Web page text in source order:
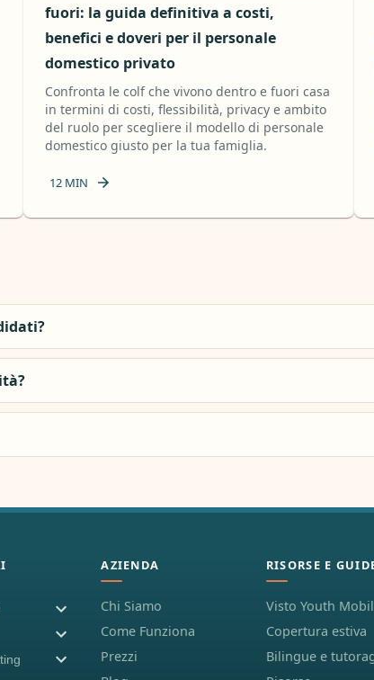
fuori: la guida definitiva a costi,
benefici e doveri per il personale
domestico privato
Confronta le colf che vivono dentro e fuori casa
in termini di costi, flessibilità, privacy e ambito
del ruolo per scegliere il modello di personale
domestico giusto per la tua famiglia.
12MIN
AZIENDA
Chi Siamo
Come Funziona
Prezzi
RISORSE E
Visto Youth
Copertura estiva
Bilingue e